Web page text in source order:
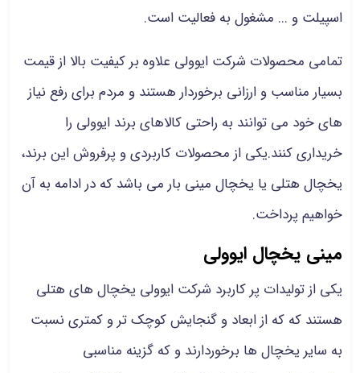
اسپیلت و ... مشغول به فعالیت است.
تمامی محصولات شرکت ایوولی علاوه بر کیفیت بالا از قیمت
بسیار مناسب و ارزانی برخوردار هستند و مردم برای رفع نیاز
های خود می توانند به راحتی کالاهای برند ایوولی را
خریداری کنند.یکی از محصولات کاربردی و پرفروش این برند،
یخچال هتلی یا یخچال مینی بار می باشد که در ادامه به آن
خواهیم پرداخت.
مینی یخچال ایوولی
یکی از تولیدات پر کاربرد شرکت ایوولی یخچال های هتلی
هستند که که از ابعاد و گنجایش کوچک تر و کمتری نسبت
به سایر یخچال ها برخوردارند و که گزینه مناسبی